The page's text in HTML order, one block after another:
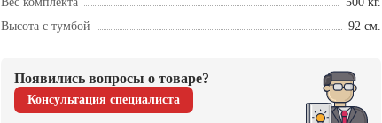
Высота с тумбой
92 см.
Появились вопросы о товаре?
Консультация специалиста